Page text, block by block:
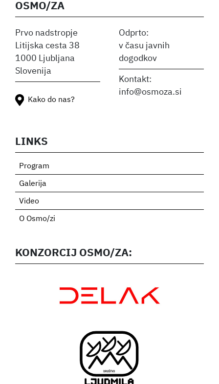
OSMO/ZA
Prvo nadstropje
Litijska cesta 38
1000 Ljubljana
Slovenija
Odprto:
v času javnih
dogodkov
Kontakt:
info@osmoza.si
LINKS
Program
Galerija
Video
O Osmo/zi
KONZORCIJ OSMO/ZA:
Kako do nas?